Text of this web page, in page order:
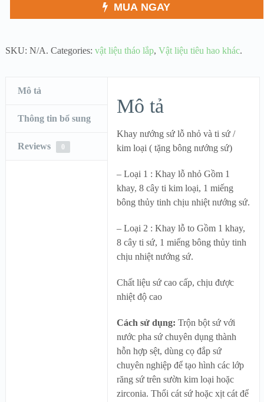
MUA NGAY
SKU: N/A. Categories: vật liệu tháo lắp, Vật liệu tiêu hao khác.
Mô tả
Thông tin bổ sung
Reviews 0
Mô tả
Khay nướng sứ lỗ nhỏ và ti sứ /
kim loại ( tặng bông nướng sứ)
– Loại 1 : Khay lỗ nhỏ Gồm 1
khay, 8 cây ti kim loại, 1 miếng
bông thủy tinh chịu nhiệt nướng sứ.
– Loại 2 : Khay lỗ to Gồm 1 khay,
8 cây ti sứ, 1 miếng bông thủy tinh
chịu nhiệt nướng sứ.
Chất liệu sứ cao cấp, chịu được
nhiệt độ cao
Cách sử dụng: Trộn bột sứ với
nước pha sứ chuyên dụng thành
hỗn hợp sệt, dùng cọ đắp sứ
chuyên nghiệp để tạo hình các lớp
răng sứ trên sườn kim loại hoặc
zirconia. Thổi cát sứ hoặc xịt cát để